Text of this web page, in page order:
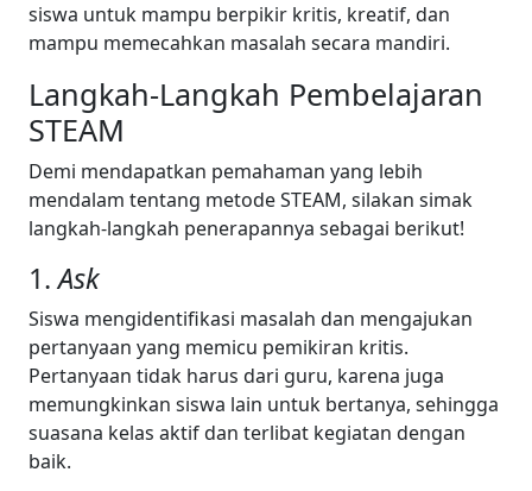
siswa untuk mampu berpikir kritis, kreatif, dan
mampu memecahkan masalah secara mandiri.
Langkah-Langkah Pembelajaran
STEAM
Demi mendapatkan pemahaman yang lebih
mendalam tentang metode STEAM, silakan simak
langkah-langkah penerapannya sebagai berikut!
1.Ask
Siswa mengidentifikasi masalah dan mengajukan
pertanyaan yang memicu pemikiran kritis.
Pertanyaan tidak harus dari guru, karena juga
memungkinkan siswa lain untuk bertanya, sehingga
suasana kelas aktif dan terlibat kegiatan dengan
baik.